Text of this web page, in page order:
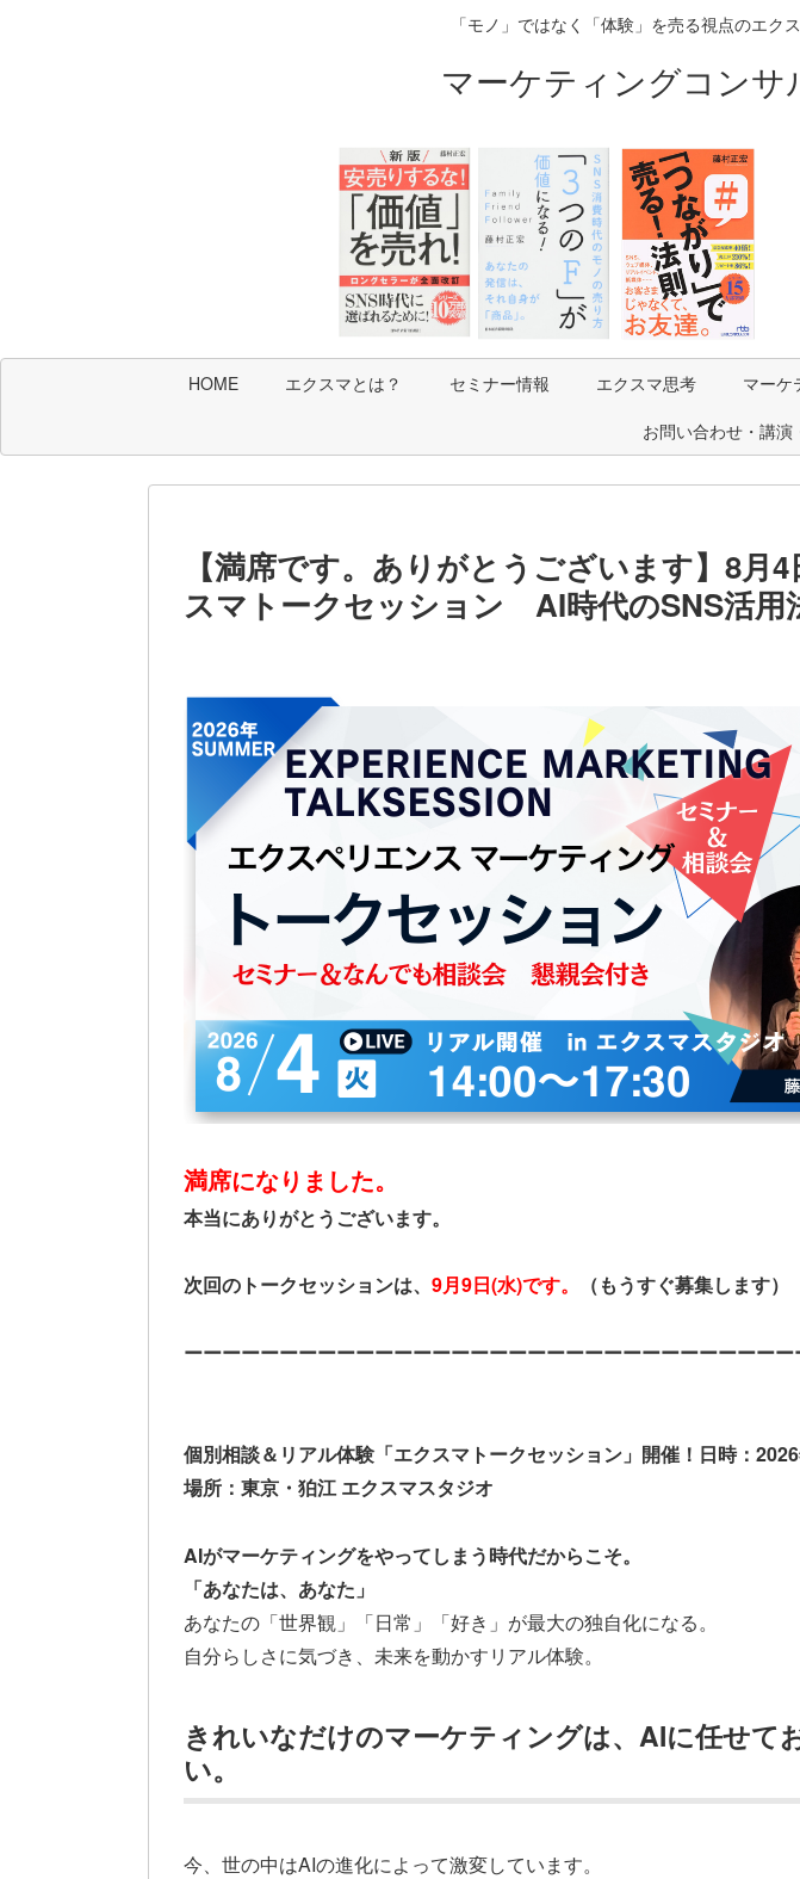
「モノ」ではなく「体験」を売る視点のエク
マーケティングコン
HOME エクスマとは？ セミナー情報 エクスマ思考 マーケ
お問い合わせ・講
【満席です。ありがとうございます】8月
スマトークセッション AI時代のSNS活用
満席になりました。
本当にありがとうございます。
次回のトークセッションは、 9月9日(水)です。 （もうすぐ募集します）
ーーーーーーーーーーーーーーーーーーーーーーーーーーーーーーーー
個別相談＆リアル体験「エクスマトークセッション」開催！ 日時：
場所：東京・狛江 エクスマスタジオ
AIがマーケティングをやってしまう時代だからこそ。
「あなたは、あなた」
あなたの「世界観」「日常」「好き」が最大の独自化になる。
自分らしさに気づき、未来を動かすリアル体験。
きれいなだけのマーケティングは、AIに任せて
い。
今、世の中はAIの進化によって激変しています。